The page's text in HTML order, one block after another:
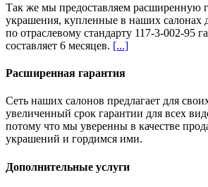
Так же мы предоставляем расширенную
украшения, купленные в наших салонах
по отраслевому стандарту 117-3-002-95
составляет 6 месяцев. [...]
Расширенная гарантия
Сеть наших салонов предлагает для
увеличенный срок гарантии для всех
потому что мы уверенны в качестве
украшений и гордимся ими.
Дополнительные услуги